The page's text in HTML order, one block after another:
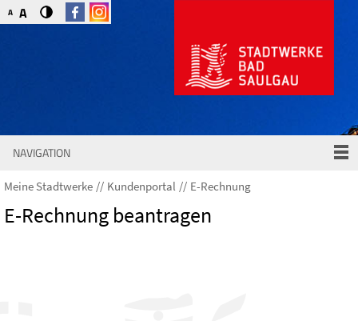
A A
NAVIGATION
Meine Stadtwerke Kundenportal E-Rechnung
E-Rechnung beantragen